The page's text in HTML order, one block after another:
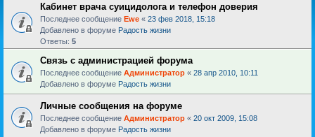
Кабинет врача суицидолога и телефон доверия
Последнее сообщение Ewe « 23 фев 2018, 15:18
Добавлено в форуме Радость жизни
Ответы: 5
Связь с администрацией форума
Последнее сообщение Администратор « 28 апр 2010, 10:11
Добавлено в форуме Радость жизни
Личные сообщения на форуме
Последнее сообщение Администратор « 20 окт 2009, 15:08
Добавлено в форуме Радость жизни